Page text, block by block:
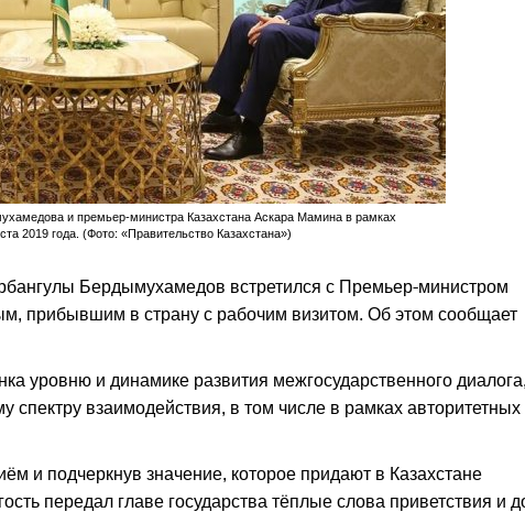
и премьер-министра Казахстана Аскара Мамина в рамках
2019 года. (Фото: «Правительство Казахстана»)
Бердымухамедов встретился с Премьер-министром
прибывшим в страну с рабочим визитом. Об этом сообщает
уровню и динамике развития межгосударственного диалога,
взаимодействия, в том числе в рамках авторитетных
и подчеркнув значение, которое придают в Казахстане
передал главе государства тёплые слова приветствия и